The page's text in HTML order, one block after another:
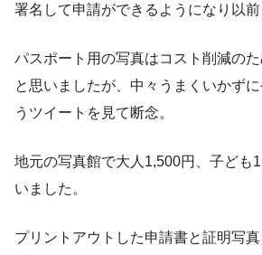
署名して申請ができるようになり以前
パスポート用の写真はコスト削減の
と思いましたが、中々うまくいかず
うツイートを見て断念。
地元の写真館で大人1,500円、子ども
いました。
プリントアウトした申請書と証明写